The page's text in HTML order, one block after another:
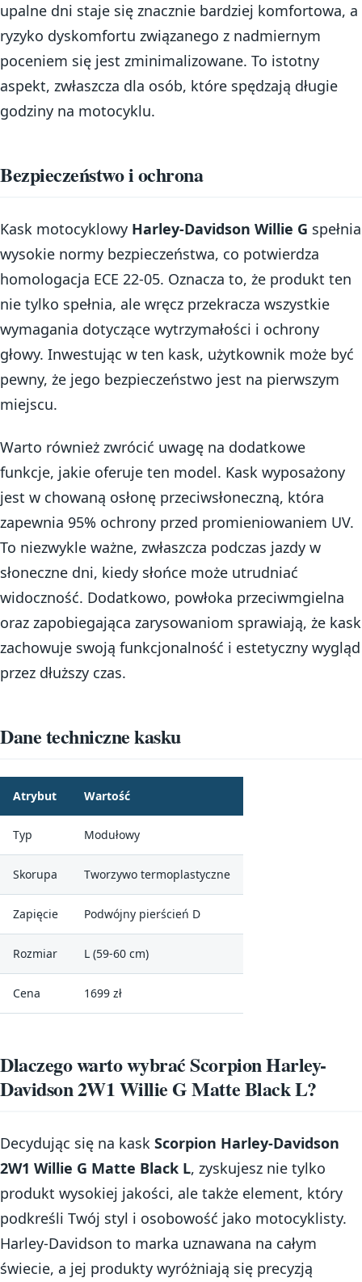
upalne dni staje się znacznie bardziej komfortowa, a
ryzyko dyskomfortu związanego z nadmiernym
poceniem się jest zminimalizowane. To istotny
aspekt, zwłaszcza dla osób, które spędzają długie
godziny na motocyklu.
Bezpieczeństwo i ochrona
Kask motocyklowy Harley-Davidson Willie G spełnia
wysokie normy bezpieczeństwa, co potwierdza
homologacja ECE 22-05. Oznacza to, że produkt ten
nie tylko spełnia, ale wręcz przekracza wszystkie
wymagania dotyczące wytrzymałości i ochrony
głowy. Inwestując w ten kask, użytkownik może być
pewny, że jego bezpieczeństwo jest na pierwszym
miejscu.
Warto również zwrócić uwagę na dodatkowe
funkcje, jakie oferuje ten model. Kask wyposażony
jest w chowaną osłonę przeciwsłoneczną, która
zapewnia 95% ochrony przed promieniowaniem UV.
To niezwykle ważne, zwłaszcza podczas jazdy w
słoneczne dni, kiedy słońce może utrudniać
widoczność. Dodatkowo, powłoka przeciwmgielna
oraz zapobiegająca zarysowaniom sprawiają, że kask
zachowuje swoją funkcjonalność i estetyczny wygląd
przez dłuższy czas.
Dane techniczne kasku
Atrybut Wartość
Typ Modułowy
Skorupa Tworzywo termoplastyczne
Zapięcie Podwójny pierścień D
Rozmiar L (59-60 cm)
Cena 1699 zł
Dlaczego warto wybrać Scorpion Harley-
Davidson 2W1 Willie G Matte Black L?
Decydując się na kask Scorpion Harley-Davidson
2W1 Willie G Matte Black L, zyskujesz nie tylko
produkt wysokiej jakości, ale także element, który
podkreśli Twój styl i osobowość jako motocyklisty.
Harley-Davidson to marka uznawana na całym
świecie, a jej produkty wyróżniają się precyzją